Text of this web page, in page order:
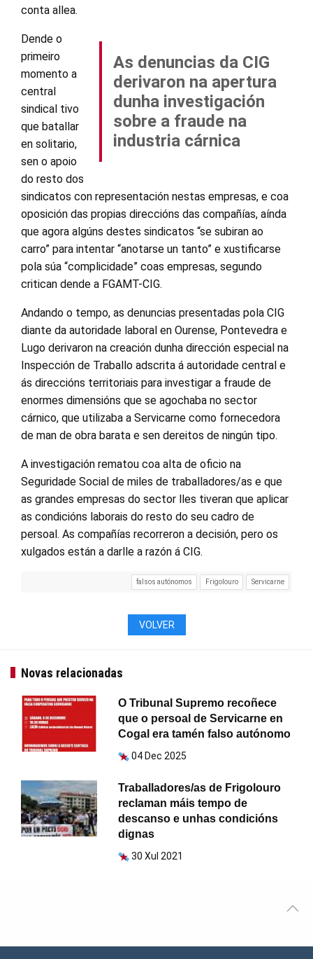
conta allea.
As denuncias da CIG
derivaron na apertura
dunha investigación
sobre a fraude na
industria cárnica
Dende o
primeiro
momento a
central
sindical tivo
que batallar
en solitario,
sen o apoio
do resto dos
sindicatos con representación nestas empresas, e coa
oposición das propias direccións das compañías, aínda
que agora algúns destes sindicatos “se subiran ao
carro” para intentar “anotarse un tanto” e xustificarse
pola súa “complicidade” coas empresas, segundo
critican dende a FGAMT-CIG.
Andando o tempo, as denuncias presentadas pola CIG
diante da autoridade laboral en Ourense, Pontevedra e
Lugo derivaron na creación dunha dirección especial na
Inspección de Traballo adscrita á autoridade central e
ás direccións territoriais para investigar a fraude de
enormes dimensións que se agochaba no sector
cárnico, que utilizaba a Servicarne como fornecedora
de man de obra barata e sen dereitos de ningún tipo.
A investigación rematou coa alta de oficio na
Seguridade Social de miles de traballadores/as e que
as grandes empresas do sector lles tiveran que aplicar
as condicións laborais do resto do seu cadro de
persoal. As compañías recorreron a decisión, pero os
xulgados están a darlle a razón á CIG.
falsos autónomos Frigolouro Servicarne
VOLVER
Novas relacionadas
O Tribunal Supremo recoñece
que o persoal de Servicarne en
Cogal era tamén falso autónomo
04 Dec 2025
Traballadores/as de Frigolouro
reclaman máis tempo de
descanso e unhas condicións
dignas
30 Xul 2021